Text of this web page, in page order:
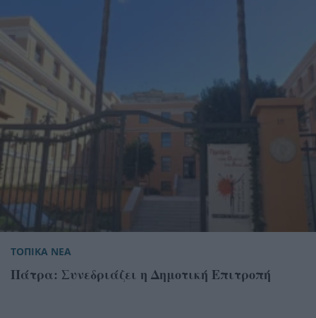
ΤΟΠΙΚΑ ΝΕΑ
Πάτρα: Συνεδριάζει η Δημοτική Επιτροπή